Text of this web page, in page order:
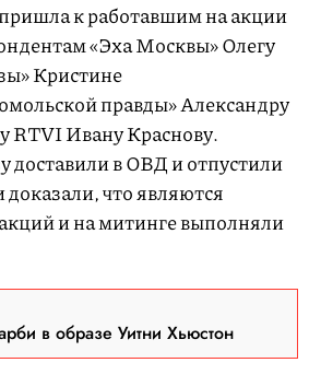
к работавшим на акции
«Эха Москвы» Олегу
Кристине
правды» Александру
RTVI Ивану Краснову.
доставили в ОВД и отпустили
доказали, что являются
и на митинге выполняли
в образе Уитни Хьюстон